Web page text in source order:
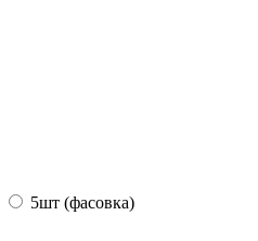
5шт (фасовка)